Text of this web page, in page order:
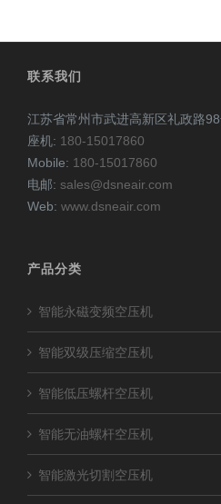
联系我们
江苏省常州市武进高新区礼政路
座机: 180-15017860
Mobile: 180-15017860
电邮: sales@dsneair.com
Web: www.dsneair.com
产品分类
智能永磁变频空压机
智能双级压缩空压机
智能低压螺杆空压机
智能无油螺杆空压机
智能激光切割空压机